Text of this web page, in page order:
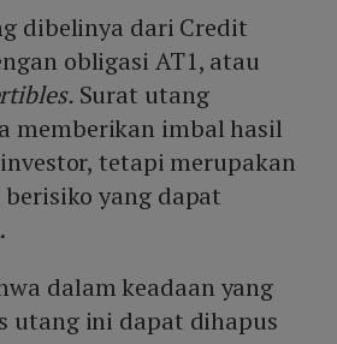
dibelinya dari Credit
obligasi AT1, atau
Surat utang
memberikan imbal hasil
tetapi merupakan
yang dapat
dalam keadaan yang
utang ini dapat dihapus